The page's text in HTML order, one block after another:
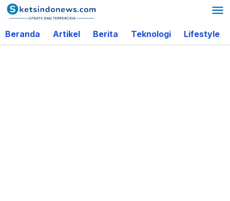
Lewati
ke
konten
Beranda Artikel Berita Teknologi Lifestyle